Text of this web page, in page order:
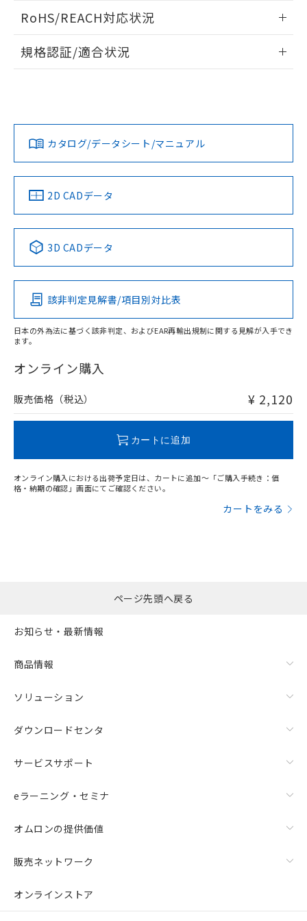
ドすることができます。
ログイン/会員登録
ダウンロードデータをご利用いただく前に、以下を必ずお読
みください。
ソフトウェアの使用条件
RoHS/REACH対応状況
EU RoHS 注意事項・凡例
対応済み
中国 RoHS 注意事項・凡例
Pb Hg Cd Cr(VI)
O
在庫等で未対応品が混在する可能性があります。
問い合わせください。
規格認証/適合状況
カタログ/データシート/マニュアル
2D CADデータ
3D CADデータ
該非判定見解書/項目別対比表
日本の外為法に基づく該非判定、およびEAR再輸出規制に関する見解が入手でき
ます。
オンライン購入
販売価格（税込） ¥ 2,120
カートに追加
オンライン購入における出荷予定日は、カートに追加～「ご購入手続き：価
格・納期の確認」画面にてご確認ください。
カートをみる
物質の対応では、対応完了までの期間は出
荷製品に未対応品が混在することから備考
欄に対応日を記載しておりました。
既に当社にて対応品への在庫切替を完了
ページ先頭へ戻る
お知らせ・最新情報
商品情報
ソリューション
ダウンロードセンタ
サービスサポート
eラーニング・セミナ
オムロンの提供価値
販売ネットワーク
オンラインストア